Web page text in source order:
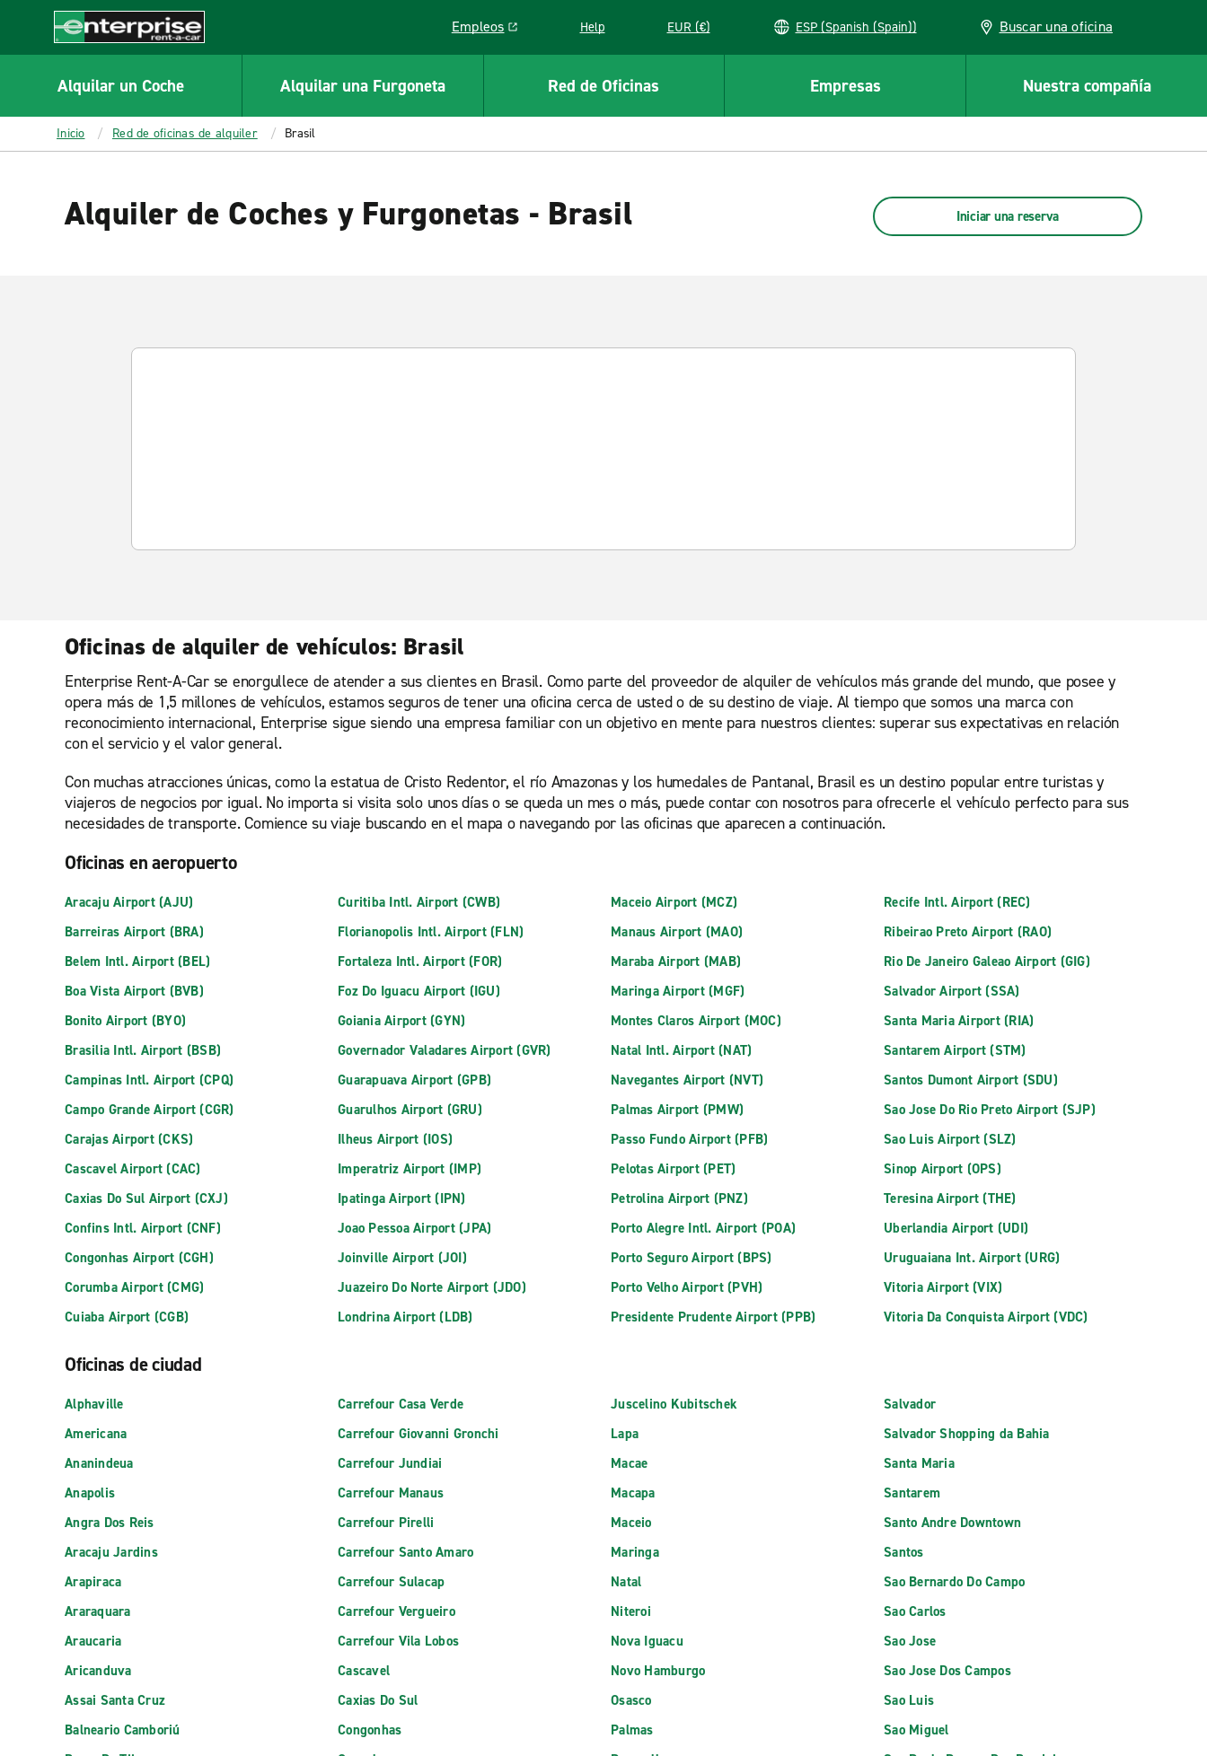
CONTENT
Enterprise
Empleos
Link opens in a new window
Help EUR (€) ESP (Spanish (Spain)) Buscar una oficina
Alquilar un Coche Alquilar una Furgoneta Red de Oficinas Empresas Nuestra compañía
Inicio Red de oficinas de alquiler Brasil
Alquiler de Coches y Furgonetas - Brasil Iniciar una reserva
Oficinas de alquiler de vehículos: Brasil
Enterprise Rent-A-Car se enorgullece de atender a sus clientes en Brasil. Como parte del proveedor de alquiler de vehículos más grande del mundo, que posee y
opera más de 1,5 millones de vehículos, estamos seguros de tener una oficina cerca de usted o de su destino de viaje. Al tiempo que somos una marca con
reconocimiento internacional, Enterprise sigue siendo una empresa familiar con un objetivo en mente para nuestros clientes: superar sus expectativas en relación
con el servicio y el valor general.
Con muchas atracciones únicas, como la estatua de Cristo Redentor, el río Amazonas y los humedales de Pantanal, Brasil es un destino popular entre turistas y
viajeros de negocios por igual. No importa si visita solo unos días o se queda un mes o más, puede contar con nosotros para ofrecerle el vehículo perfecto para sus
necesidades de transporte. Comience su viaje buscando en el mapa o navegando por las oficinas que aparecen a continuación.
Oficinas en aeropuerto
Aracaju Airport (AJU)
Barreiras Airport (BRA)
Belem Intl. Airport (BEL)
Boa Vista Airport (BVB)
Bonito Airport (BYO)
Brasilia Intl. Airport (BSB)
Campinas Intl. Airport (CPQ)
Campo Grande Airport (CGR)
Carajas Airport (CKS)
Cascavel Airport (CAC)
Caxias Do Sul Airport (CXJ)
Confins Intl. Airport (CNF)
Congonhas Airport (CGH)
Corumba Airport (CMG)
Cuiaba Airport (CGB)
Curitiba Intl. Airport (CWB)
Florianopolis Intl. Airport (FLN)
Fortaleza Intl. Airport (FOR)
Foz Do Iguacu Airport (IGU)
Goiania Airport (GYN)
Governador Valadares Airport (GVR)
Guarapuava Airport (GPB)
Guarulhos Airport (GRU)
Ilheus Airport (IOS)
Imperatriz Airport (IMP)
Ipatinga Airport (IPN)
Joao Pessoa Airport (JPA)
Joinville Airport (JOI)
Juazeiro Do Norte Airport (JDO)
Londrina Airport (LDB)
Maceio Airport (MCZ)
Manaus Airport (MAO)
Maraba Airport (MAB)
Maringa Airport (MGF)
Montes Claros Airport (MOC)
Natal Intl. Airport (NAT)
Navegantes Airport (NVT)
Palmas Airport (PMW)
Passo Fundo Airport (PFB)
Pelotas Airport (PET)
Petrolina Airport (PNZ)
Porto Alegre Intl. Airport (POA)
Porto Seguro Airport (BPS)
Porto Velho Airport (PVH)
Presidente Prudente Airport (PPB)
Recife Intl. Airport (REC)
Ribeirao Preto Airport (RAO)
Rio De Janeiro Galeao Airport (GIG)
Salvador Airport (SSA)
Santa Maria Airport (RIA)
Santarem Airport (STM)
Santos Dumont Airport (SDU)
Sao Jose Do Rio Preto Airport (SJP)
Sao Luis Airport (SLZ)
Sinop Airport (OPS)
Teresina Airport (THE)
Uberlandia Airport (UDI)
Uruguaiana Int. Airport (URG)
Vitoria Airport (VIX)
Vitoria Da Conquista Airport (VDC)
Oficinas de ciudad
Alphaville
Americana
Ananindeua
Anapolis
Angra Dos Reis
Aracaju Jardins
Arapiraca
Araraquara
Araucaria
Aricanduva
Assai Santa Cruz
Balneario Camboriú
Carrefour Casa Verde
Carrefour Giovanni Gronchi
Carrefour Jundiai
Carrefour Manaus
Carrefour Pirelli
Carrefour Santo Amaro
Carrefour Sulacap
Carrefour Vergueiro
Carrefour Vila Lobos
Cascavel
Caxias Do Sul
Congonhas
Juscelino Kubitschek
Lapa
Macae
Macapa
Maceio
Maringa
Natal
Niteroi
Nova Iguacu
Novo Hamburgo
Osasco
Palmas
Salvador
Salvador Shopping da Bahia
Santa Maria
Santarem
Santo Andre Downtown
Santos
Sao Bernardo Do Campo
Sao Carlos
Sao Jose
Sao Jose Dos Campos
Sao Luis
Sao Miguel